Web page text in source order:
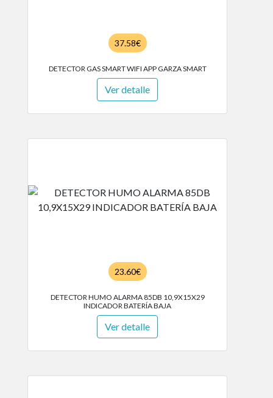
37.58€
DETECTOR GAS SMART WIFI APP GARZA SMART
Ver detalle
23.60€
DETECTOR HUMO ALARMA 85DB 10,9X15X29
INDICADOR BATERÍA BAJA
Ver detalle